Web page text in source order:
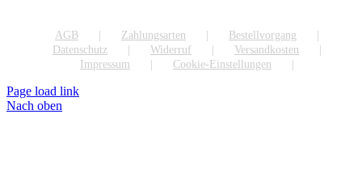
AGB Zahlungsarten
Bestellvorgang
Datenschutz
Widerruf
Versandkosten
Impressum
Cookie-Einstellungen
Page load link
Nach oben